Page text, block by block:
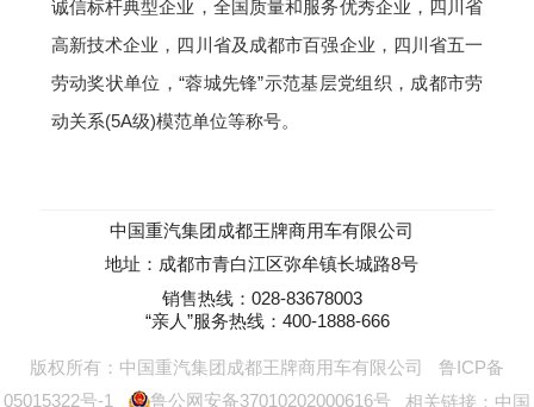
诚信标杆典型企业，全国质量和服务优秀企业，四川省
高新技术企业，四川省及成都市百强企业，四川省五一
劳动奖状单位，“蓉城先锋”示范基层党组织，成都市劳
动关系(5A级)模范单位等称号。
中国重汽集团成都王牌商用车有限公司
地址：成都市青白江区弥牟镇长城路8号
销售热线：028-83678003
“亲人”服务热线：400-1888-666
版权所有：中国重汽集团成都王牌商用车有限公司
鲁ICP备
05015322号-1
鲁公网安备37010202000616号 相关链接： 中国